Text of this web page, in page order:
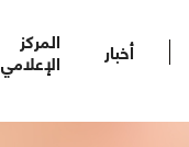
أخبار المركز
الإعلامي